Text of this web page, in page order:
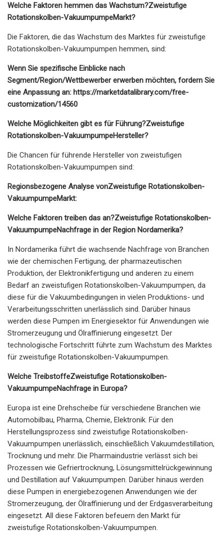
Welche Faktoren hemmen das Wachstum?Zweistufige
Rotationskolben-VakuumpumpeMarkt?
Die Faktoren, die das Wachstum des Marktes für zweistufige
Rotationskolben-Vakuumpumpen hemmen, sind:
Wenn Sie spezifische Einblicke nach
Segment/Region/Wettbewerber erwerben möchten, fordern Sie
eine Anpassung an: https://marketdatalibrary.com/free-
customization/14560
Welche Möglichkeiten gibt es für Führung?Zweistufige
Rotationskolben-VakuumpumpeHersteller?
Die Chancen für führende Hersteller von zweistufigen
Rotationskolben-Vakuumpumpen sind:
Regionsbezogene Analyse vonZweistufige Rotationskolben-
VakuumpumpeMarkt:
Welche Faktoren treiben das an?Zweistufige Rotationskolben-
VakuumpumpeNachfrage in der Region Nordamerika?
In Nordamerika führt die wachsende Nachfrage von Branchen
wie der chemischen Fertigung, der pharmazeutischen
Produktion, der Elektronikfertigung und anderen zu einem
Bedarf an zweistufigen Rotationskolben-Vakuumpumpen, da
diese für die Vakuumbedingungen in vielen Produktions- und
Verarbeitungsschritten unerlässlich sind. Darüber hinaus
werden diese Pumpen im Energiesektor für Anwendungen wie
Stromerzeugung und Ölraffinierung eingesetzt. Der
technologische Fortschritt führte zum Wachstum des Marktes
für zweistufige Rotationskolben-Vakuumpumpen.
Welche TreibstoffeZweistufige Rotationskolben-
VakuumpumpeNachfrage in Europa?
Europa ist eine Drehscheibe für verschiedene Branchen wie
Automobilbau, Pharma, Chemie, Elektronik. Für den
Herstellungsprozess sind zweistufige Rotationskolben-
Vakuumpumpen unerlässlich, einschließlich Vakuumdestillation,
Trocknung und mehr. Die Pharmaindustrie verlässt sich bei
Prozessen wie Gefriertrocknung, Lösungsmittelrückgewinnung
und Destillation auf Vakuumpumpen. Darüber hinaus werden
diese Pumpen in energiebezogenen Anwendungen wie der
Stromerzeugung, der Ölraffinierung und der Erdgasverarbeitung
eingesetzt. All diese Faktoren befeuern den Markt für
zweistufige Rotationskolben-Vakuumpumpen.